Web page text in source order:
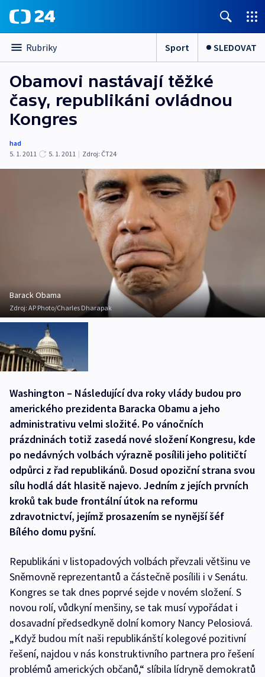
Rubriky Sport SLEDOVAT
Obamovi nastávají těžké
časy, republikáni ovládnou
Kongres
had
5. 1. 2011
5. 1. 2011 | Zdroj: ČT24
Barack Obama
Zdroj: AP Photo/Charles Dharapak
Washington – Následující dva roky vlády budou pro
amerického prezidenta Baracka Obamu a jeho
administrativu velmi složité. Po vánočních
prázdninách totiž zasedá nové složení Kongresu, kde
po nedávných volbách výrazně posílili jeho političtí
odpůrci z řad republikánů. Dosud opoziční strana svou
sílu hodlá dát hlasitě najevo. Jedním z jejích prvních
kroků tak bude frontální útok na reformu
zdravotnictví, jejímž prosazením se nynější šéf
Bílého domu pyšní.
Republikáni v listopadových volbách převzali většinu ve
Sněmovně reprezentantů a částečně posílili i v Senátu.
Kongres se tak dnes poprvé sejde v novém složení. S
novou rolí, vůdkyní menšiny, se tak musí vypořádat i
dosavadní předsedkyně dolní komory Nancy Pelosiová.
„Když budou mít naši republikánští kolegové pozitivní
řešení, najdou v nás konstruktivního partnera pro řešení
problémů amerických občanů,“ slíbila lídryně demokratů